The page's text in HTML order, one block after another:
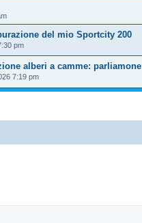
del mio Sportcity 200
pm
alberi a camme: parliamone
7:19 pm